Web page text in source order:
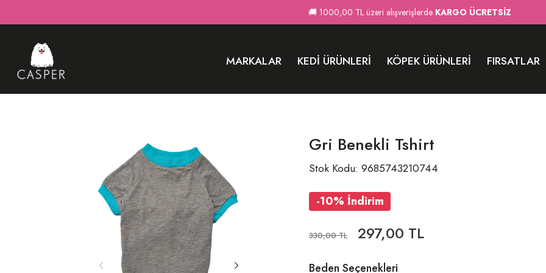
🚚 1000,00 TL üzeri alışverişlerde KARGO ÜCRETSİZ
MARKALAR KEDI ÜRÜNLERI KÖPEK ÜRÜNLERI FIRSATLAR
Gri Benekli Tshirt
Stok Kodu: 9685743210744
-10% İndirim
330,00 TL 297,00 TL
Beden Seçenekleri